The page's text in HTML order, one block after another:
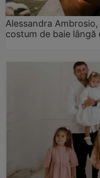
Alessandra
costum de baie lângă